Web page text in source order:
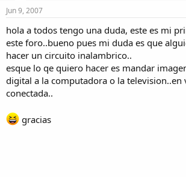
n
c
i
o
Jun 9, 2007
hola a todos tengo una duda, este es mi
este foro..bueno pues mi duda es que
hacer un circuito inalambrico..
esque lo qe quiero hacer es mandar
digital a la computadora o la television..en
conectada..
gracias